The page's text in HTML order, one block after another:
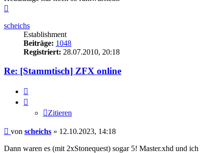
scheichs
Establishment
Beiträge: 1048
Registriert: 28.07.2010, 20:18
Re: [Stammtisch] ZFX online
Zitieren
Beitrag
von scheichs » 12.10.2023, 14:18
Dann waren es (mit 2xStonequest) sogar 5! Master.xhd und ich